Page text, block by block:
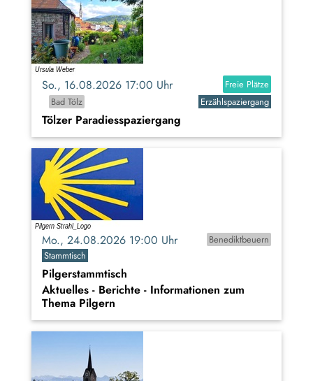
So., 16.08.2026 17:00 Uhr
Freie Plätze
Bad Tölz
Erzählspaziergang
Tölzer Paradiesspaziergang
Mo., 24.08.2026 19:00 Uhr
Benediktbeuern
Stammtisch
Pilgerstammtisch
Aktuelles - Berichte - Informationen zum
Thema Pilgern